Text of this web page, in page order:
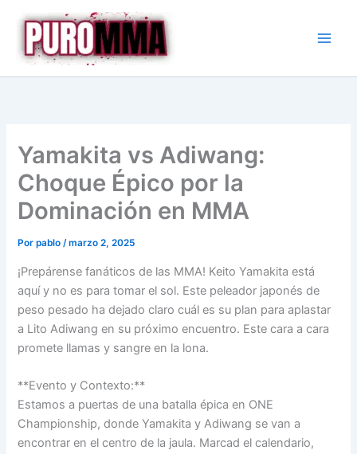
contenido
Yamakita vs Adiwang:
Choque Épico por la
Dominación en MMA
Porpablo/marzo 2, 2025
¡Prepárense fanáticos de las MMA! Keito Yamakita está
aquí y no es para tomar el sol. Este peleador japonés de
peso pesado ha dejado claro cuál es su plan para aplastar
a Lito Adiwang en su próximo encuentro. Este cara a cara
promete llamas y sangre en la lona.
**Evento y Contexto:**
Estamos a puertas de una batalla épica en ONE
Championship, donde Yamakita y Adiwang se van a
encontrar en el centro de la jaula. Marcad el calendario,